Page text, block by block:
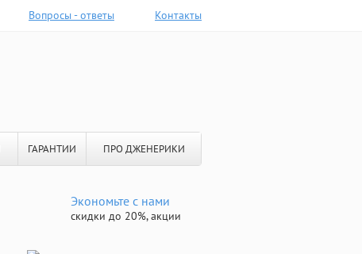
Вопросы - ответы Контакты
ГАРАНТИИ ПРО ДЖЕНЕРИКИ
Экономьте с нами
скидки до 20%, акции